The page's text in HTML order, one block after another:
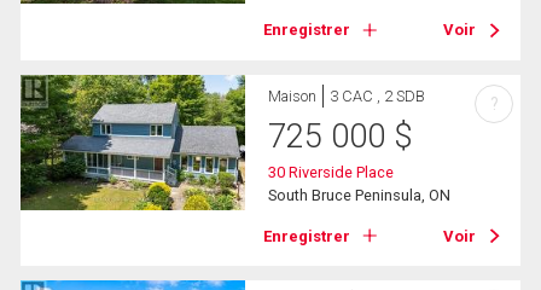
Enregistrer Voir
Maison 3 CAC , 2 SDB
725 000 $
30 Riverside Place
South Bruce Peninsula, ON
Enregistrer Voir
?